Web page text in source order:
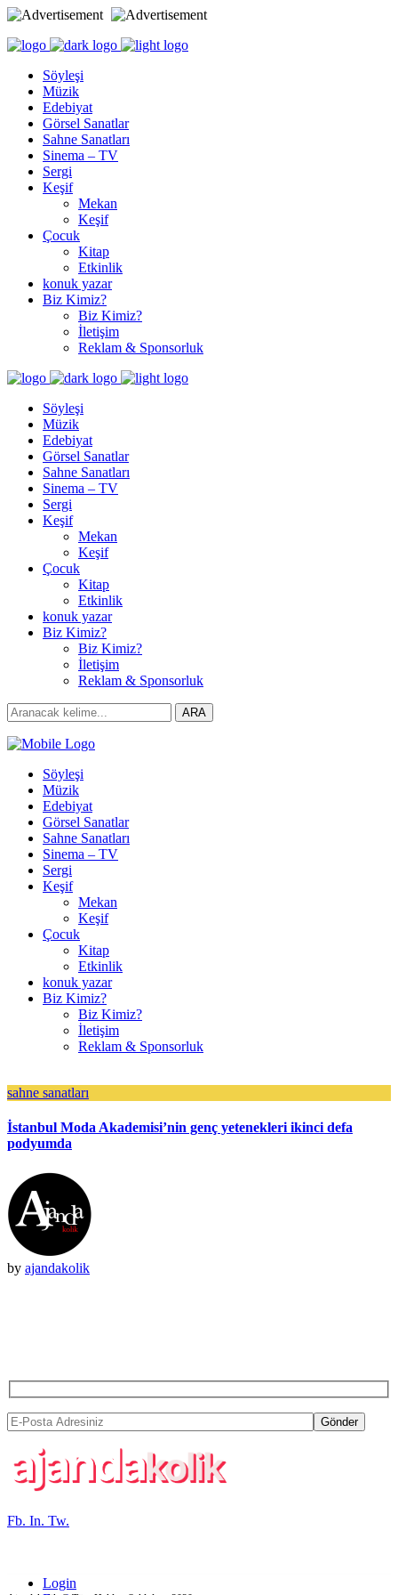
Söyleşi
Müzik
Edebiyat
Görsel Sanatlar
Sahne Sanatları
Sinema – TV
Sergi
Keşif
Mekan
Keşif
Çocuk
Kitap
Etkinlik
konuk yazar
Biz Kimiz?
Biz Kimiz?
İletişim
Reklam & Sponsorluk
Söyleşi
Müzik
Edebiyat
Görsel Sanatlar
Sahne Sanatları
Sinema – TV
Sergi
Keşif
Mekan
Keşif
Çocuk
Kitap
Etkinlik
konuk yazar
Biz Kimiz?
Biz Kimiz?
İletişim
Reklam & Sponsorluk
Search
for:
ARA
Söyleşi
Müzik
Edebiyat
Görsel Sanatlar
Sahne Sanatları
Sinema – TV
Sergi
Keşif
Mekan
Keşif
Çocuk
Kitap
Etkinlik
konuk yazar
Biz Kimiz?
Biz Kimiz?
İletişim
Reklam & Sponsorluk
sahne sanatları
İstanbul Moda Akademisi’nin genç yetenekleri ikinci defa
podyumda
by ajandakolik
Gönder
Fb. In. Tw.
Login